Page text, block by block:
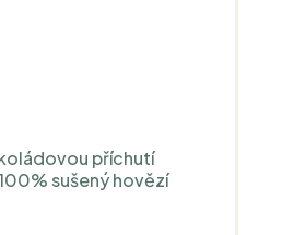
příchutí
sušený hovězí